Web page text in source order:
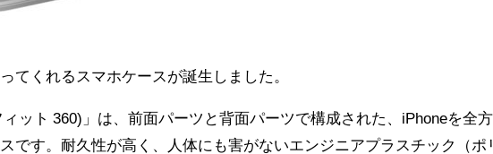
てくれるスマホケースが誕生しました。
ィット 360)」は、前面パーツと背面パーツで構成された、iPhoneを全方
です。耐久性が高く、人体にも害がないエンジニアプラスチック（ポ